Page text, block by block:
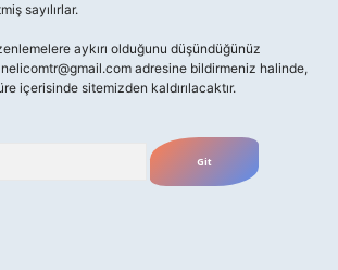
sayılırlar.
aykırı olduğunu düşündüğünüz
adresine bildirmeniz halinde,
içerisinde sitemizden kaldırılacaktır.